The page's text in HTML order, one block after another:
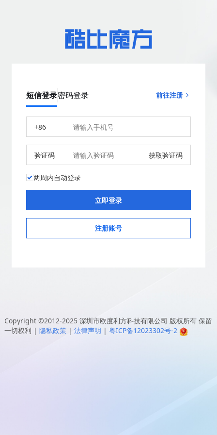
短信登录密码登录 前往注册
+86
验证码 获取验证码
两周内自动登录
注册账号
Copyright ©2012-2025 深圳市欧度利方科技有限公司 版权所有 保留
一切权利 | 隐私政策 | 法律声明 | 粤ICP备12023302号-2